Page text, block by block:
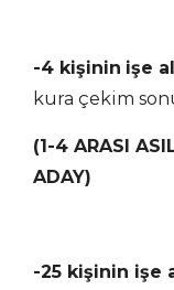
-4 kişinin işe
kura çekim
(1-4 ARASI
ADAY)
-25 kişinin işe